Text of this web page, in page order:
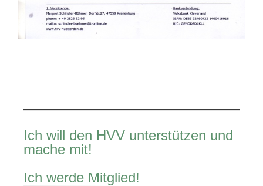
Ich will den HVV unterstützen und
mache mit!
Ich werde Mitglied!